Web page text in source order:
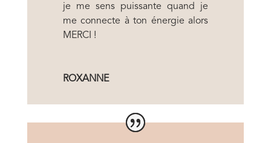
je me sens puissante quand je
me connecte à ton énergie alors
MERCI !
ROXANNE